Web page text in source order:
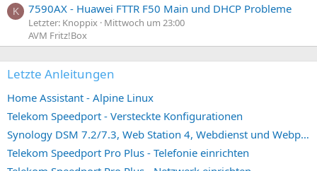
K 7590AX - Huawei FTTR F50 Main und DHCP Probleme
Letzter: Knoppix Mittwoch um 23:00
AVM Fritz!Box
Letzte Anleitungen
Home Assistant - Alpine Linux
Telekom Speedport - Versteckte Konfigurationen
Synology DSM 7.2/7.3, Web Station 4, Webdienst und Webportal erstellen (ehemals vHost)
Telekom Speedport Pro Plus - Telefonie einrichten